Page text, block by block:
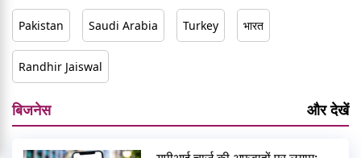
Pakistan Saudi Arabia Turkey भारत
Randhir Jaiswal
बिजनेस और देखें